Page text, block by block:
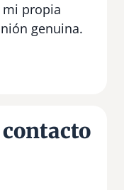
mi propia
genuina.